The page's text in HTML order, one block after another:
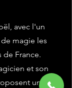
avec l'un
magie les
de France.
et son
une